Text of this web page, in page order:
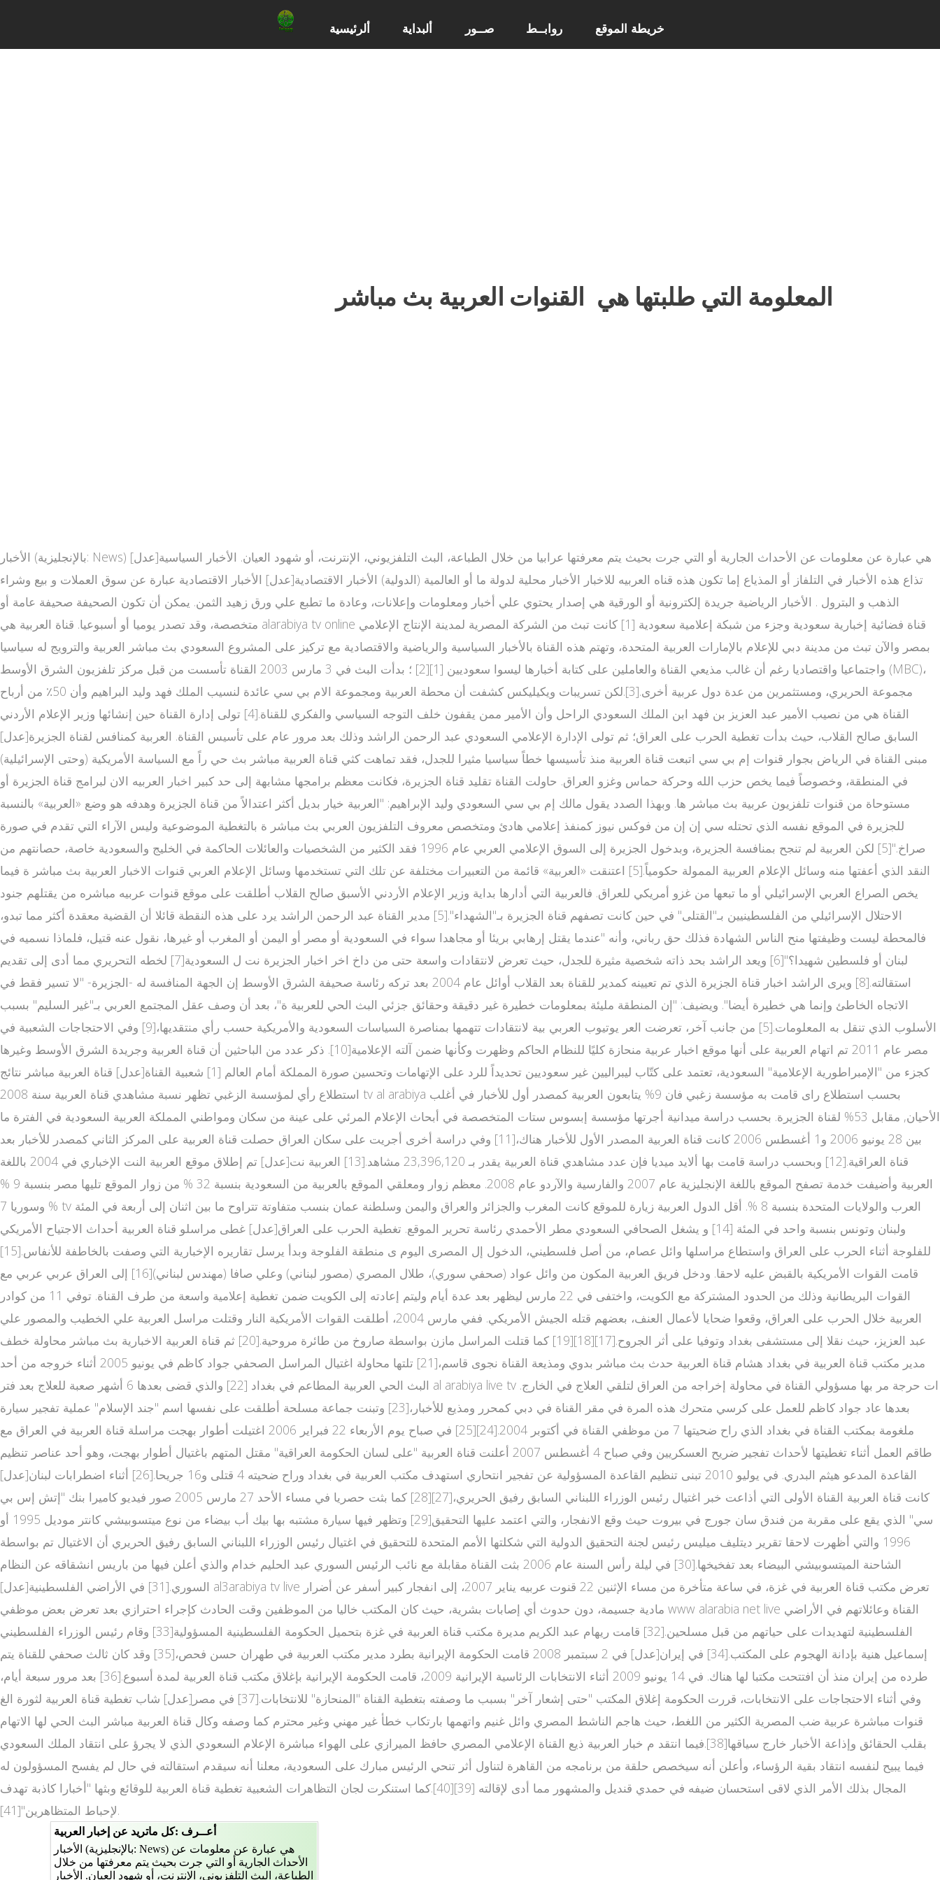
ألرئيسية ألبداية صــور روابــط خريطة الموقع
المعلومة التي طلبتها هي القنوات العربية بث مباشر
الأخبار (بالإنجليزية: News) هي عبارة عن معلومات عن الأحداث الجارية أو التي جرت بحيث يتم معرفتها عرابيا من خلال الطباعة، البث التلفزيوني، الإنترنت، أو شهود العيان. الأخبار السياسية[عدل]
تذاع هذه الأخبار في التلفاز أو المذياع إما تكون هذه قناه العربيه للاخبار الأخبار محلية لدولة ما أو العالمية (الدولية) الأخبار الاقتصادية[عدل] الأخبار الاقتصادية عبارة عن سوق العملات و بيع وشراء
الذهب و البترول . الأخبار الرياضية جريدة إلكترونية أو الورقية هي إصدار يحتوي علي أخبار ومعلومات وإعلانات، وعادة ما تطبع علي ورق زهيد الثمن. يمكن أن تكون الصحيفة صحيفة عامة أو
متخصصة، وقد تصدر يوميا أو أسبوعيا. قناة العربية هي alarabiya tv online قناة فضائية إخبارية سعودية وجزء من شبكة إعلامية سعودية [1] كانت تبث من الشركة المصرية لمدينة الإنتاج الإعلامي
بمصر والآن تبث من مدينة دبي للإعلام بالإمارات العربية المتحدة، وتهتم هذه القناة بالأخبار السياسية والرياضية والاقتصادية مع تركيز على المشروع السعودي بث مباشر العربية والترويج له سياسيا
واجتماعيا واقتصاديا رغم أن غالب مذيعي القناة والعاملين على كتابة أخبارها ليسوا سعوديين [1][2] ؛ بدأت البث في 3 مارس 2003 القناة تأسست من قبل مركز تلفزيون الشرق الأوسط (MBC)،
مجموعة الحريري، ومستثمرين من عدة دول عربية أخرى.[3].لكن تسريبات ويكيليكس كشفت أن محطة العربية ومجموعة الام بي سي عائدة لنسيب الملك فهد وليد البراهيم وأن 50٪ من أرباح
القناة هي من نصيب الأمير عبد العزيز بن فهد ابن الملك السعودي الراحل وأن الأمير ممن يقفون خلف التوجه السياسي والفكري للقناة.[4] تولى إدارة القناة حين إنشائها وزير الإعلام الأردني
السابق صالح القلاب، حيث بدأت تغطية الحرب على العراق؛ ثم تولى الإدارة الإعلامي السعودي عبد الرحمن الراشد وذلك بعد مرور عام على تأسيس القناة. العربية كمنافس لقناة الجزيرة[عدل]
مبنى القناة في الرياض بجوار قنوات إم بي سي اتبعت قناة العربية منذ تأسيسها خطاً سياسيا مثيرا للجدل، فقد تماهت كثي قناة العربية مباشر بث حي راً مع السياسة الأمريكية (وحتى الإسرائيلية)
في المنطقة، وخصوصاً فيما يخص حزب الله وحركة حماس وغزو العراق. حاولت القناة تقليد قناة الجزيرة، فكانت معظم برامجها مشابهة إلى حد كبير اخبار العربيه الان لبرامج قناة الجزيرة أو
مستوحاة من قنوات تلفزيون عربية بث مباشر ها. وبهذا الصدد يقول مالك إم بي سي السعودي وليد الإبراهيم: "العربية خيار بديل أكثر اعتدالاً من قناة الجزيرة وهدفه هو وضع «العربية» بالنسبة
للجزيرة في الموقع نفسه الذي تحتله سي إن إن من فوكس نيوز كمنفذ إعلامي هادئ ومتخصص معروف التلفزيون العربي بث مباشر ة بالتغطية الموضوعية وليس الآراء التي تقدم في صورة
صراخ."[5] لكن العربية لم تنجح بمنافسة الجزيرة، وبدخول الجزيرة إلى السوق الإعلامي العربي عام 1996 فقد الكثير من الشخصيات والعائلات الحاكمة في الخليج والسعودية خاصة، حصانتهم من
النقد الذي أعفتها منه وسائل الإعلام العربية الممولة حكومياً.[5] اعتنقت «العربية» قائمة من التعبيرات مختلفة عن تلك التي تستخدمها وسائل الإعلام العربي قنوات الاخبار العربية بث مباشر ة فيما
يخص الصراع العربي الإسرائيلي أو ما تبعها من غزو أمريكي للعراق. فالعربية التي أدارها بداية وزير الإعلام الأردني الأسبق صالح القلاب أطلقت على موقع قنوات عربيه مباشره من يقتلهم جنود
الاحتلال الإسرائيلي من الفلسطينيين بـ"القتلى" في حين كانت تصفهم قناة الجزيرة بـ"الشهداء".[5] مدير القناة عبد الرحمن الراشد يرد على هذه النقطة قائلا أن القضية معقدة أكثر مما تبدو،
فالمحطة ليست وظيفتها منح الناس الشهادة فذلك حق رباني، وأنه "عندما يقتل إرهابي بريئا أو مجاهدا سواء في السعودية أو مصر أو اليمن أو المغرب أو غيرها، نقول عنه قتيل، فلماذا نسميه في
لبنان أو فلسطين شهيدا؟"[6] ويعد الراشد بحد ذاته شخصية مثيرة للجدل، حيث تعرض لانتقادات واسعة حتى من داخ اخر اخبار الجزيرة نت ل السعودية[7] لخطه التحريري مما أدى إلى تقديم
استقالته.[8] ويرى الراشد اخبار قناة الجزيرة الذي تم تعيينه كمدير للقناة بعد القلاب أوائل عام 2004 بعد تركه رئاسة صحيفة الشرق الأوسط إن الجهة المنافسة له -الجزيرة- "لا تسير فقط في
الاتجاه الخاطئ وإنما هي خطيرة أيضا". ويضيف: "إن المنطقة مليئة بمعلومات خطيرة غير دقيقة وحقائق جزئي البث الحي للعربية ة"، بعد أن وصف عقل المجتمع العربي بـ"غير السليم" بسبب
الأسلوب الذي تنقل به المعلومات.[5] من جانب آخر، تعرضت العر يوتيوب العربي بية لانتقادات تتهمها بمناصرة السياسات السعودية والأمريكية حسب رأي منتقديها،[9] وفي الاحتجاجات الشعبية في
مصر عام 2011 تم اتهام العربية على أنها موقع اخبار عربية منحازة كليًا للنظام الحاكم وظهرت وكأنها ضمن آلته الإعلامية[10]. ذكر عدد من الباحثين أن قناة العربية وجريدة الشرق الأوسط وغيرها
كجزء من "الإمبراطورية الإعلامية" السعودية، تعتمد على كتّاب ليبراليين غير سعوديين تحديداً للرد على الإتهامات وتحسين صورة المملكة أمام العالم [1] شعبية القناة[عدل] قناة العربية مباشر نتائج
استطلاع رأي لمؤسسة الزغبي تظهر نسبة مشاهدي قناة العربية سنة 2008 tv al arabiya بحسب استطلاع راى قامت به مؤسسة زغبي فان 9% يتابعون العربية كمصدر أول للأخبار في أغلب
الأحيان, مقابل 53% لقناة الجزيرة. بحسب دراسة ميدانية أجرتها مؤسسة إبسوس ستات المتخصصة في أبحاث الإعلام المرئي على عينة من سكان ومواطني المملكة العربية السعودية في الفترة ما
بين 28 يونيو 2006 و1 أغسطس 2006 كانت قناة العربية المصدر الأول للأخبار هناك،[11] وفي دراسة أخرى أجريت على سكان العراق حصلت قناة العربية على المركز الثاني كمصدر للأخبار بعد
قناة العراقية.[12] وبحسب دراسة قامت بها ألايد ميديا فإن عدد مشاهدي قناة العربية يقدر بـ 23,396,120 مشاهد.[13] العربية نت[عدل] تم إطلاق موقع العربية النت الإخباري في 2004 باللغة
العربية وأضيفت خدمة تصفح الموقع باللغة الإنجليزية عام 2007 والفارسية والآردو عام 2008. معظم زوار ومعلقي الموقع بالعربية من السعودية بنسبة 32 % من زوار الموقع تليها مصر بنسبة 9 %
وسوريا 7 % tv العرب والولايات المتحدة بنسبة 8 %. أقل الدول العربية زيارة للموقع كانت المغرب والجزائر والعراق واليمن وسلطنة عمان بنسب متفاوتة تتراوح ما بين اثنان إلى أربعة في المئة
ولبنان وتونس بنسبة واحد في المئة [14] و يشغل الصحافي السعودي مطر الأحمدي رئاسة تحرير الموقع. تغطية الحرب على العراق[عدل] غطى مراسلو قناة العربية أحداث الاجتياح الأمريكي
للفلوجة أثناء الحرب على العراق واستطاع مراسلها وائل عصام، من أصل فلسطيني، الدخول إل المصرى اليوم ى منطقة الفلوجة وبدأ يرسل تقاريره الإخبارية التي وصفت بالخاطفة للأنفاس.[15]
قامت القوات الأمريكية بالقبض عليه لاحقا. ودخل فريق العربية المكون من وائل عواد (صحفي سوري)، طلال المصري (مصور لبناني) وعلي صافا (مهندس لبناني)[16] إلى العراق عربي عربي مع
القوات البريطانية وذلك من الحدود المشتركة مع الكويت، واختفى في 22 مارس ليظهر بعد عدة أيام وليتم إعادته إلى الكويت ضمن تغطية إعلامية واسعة من طرف القناة. توفي 11 من كوادر
العربية خلال الحرب على العراق، وقعوا ضحايا لأعمال العنف، بعضهم قتله الجيش الأمريكي. ففي مارس 2004، أطلقت القوات الأمريكية النار وقتلت مراسل العربية علي الخطيب والمصور علي
عبد العزيز، حيث نقلا إلى مستشفى بغداد وتوفيا على أثر الجروح.[17][18][19] كما قتلت المراسل مازن بواسطة صاروخ من طائرة مروحية.[20] ثم قناة العربية الاخبارية بث مباشر محاولة خطف
مدير مكتب قناة العربية في بغداد هشام قناة العربية حدث بث مباشر بدوي ومذيعة القناة نجوى قاسم،[21] تلتها محاولة اغتيال المراسل الصحفي جواد كاظم في يونيو 2005 أثناء خروجه من أحد
البث الحي العربية المطاعم في بغداد [22] والذي قضى بعدها 6 أشهر صعبة للعلاج بعد فتر al arabiya live tv ات حرجة مر بها مسؤولي القناة في محاولة إخراجه من العراق لتلقي العلاج في الخارج.
بعدها عاد جواد كاظم للعمل على كرسي متحرك هذه المرة في مقر القناة في دبي كمحرر ومذيع للأخبار،[23] وتبنت جماعة مسلحة أطلقت على نفسها اسم "جند الإسلام" عملية تفجير سيارة
ملغومة بمكتب القناة في بغداد الذي راح ضحيتها 7 من موظفي القناة في أكتوبر 2004.[24][25] في صباح يوم الأربعاء 22 فبراير 2006 اغتيلت أطوار بهجت مراسلة قناة العربية في العراق مع
طاقم العمل أثناء تغطيتها لأحداث تفجير ضريح العسكريين وفي صباح 4 أغسطس 2007 أعلنت قناة العربية "على لسان الحكومة العراقية" مقتل المتهم باغتيال أطوار بهجت، وهو أحد عناصر تنظيم
القاعدة المدعو هيثم البدري. في يوليو 2010 تبنى تنظيم القاعدة المسؤولية عن تفجير انتحاري استهدف مكتب العربية في بغداد وراح ضحيته 4 قتلى و16 جريحا.[26] أثناء اضطرابات لبنان[عدل]
كانت قناة العربية القناة الأولى التي أذاعت خبر اغتيال رئيس الوزراء اللبناني السابق رفيق الحريري،[27][28] كما بثت حصريا في مساء الأحد 27 مارس 2005 صور فيديو كاميرا بنك "إتش إس بي
سي" الذي يقع على مقربة من فندق سان جورج في بيروت حيث وقع الانفجار، والتي اعتمد عليها التحقيق[29] وتظهر فيها سيارة مشتبه بها بيك أب بيضاء من نوع ميتسوبيشي كانتر موديل 1995 أو
1996 والتي أظهرت لاحقا تقرير ديتليف ميليس رئيس لجنة التحقيق الدولية التي شكلتها الأمم المتحدة للتحقيق في اغتيال رئيس الوزراء اللبناني السابق رفيق الحريري أن الاغتيال تم بواسطة
الشاحنة الميتسوبيشي البيضاء بعد تفخيخها.[30] في ليلة رأس السنة عام 2006 بثت القناة مقابلة مع نائب الرئيس السوري عبد الحليم خدام والذي أعلن فيها من باريس انشقاقه عن النظام
السوري.[31] في الأراضي الفلسطينية[عدل] al3arabiya tv live تعرض مكتب قناة العربية في غزة، في ساعة متأخرة من مساء الإثنين 22 قنوت عربيه يناير 2007، إلى انفجار كبير أسفر عن أضرار
مادية جسيمة، دون حدوث أي إصابات بشرية، حيث كان المكتب خاليا من الموظفين وقت الحادث كإجراء احترازي بعد تعرض بعض موظفي www alarabia net live القناة وعائلاتهم في الأراضي
الفلسطينية لتهديدات على حياتهم من قبل مسلحين.[32] قامت ريهام عبد الكريم مديرة مكتب قناة العربية في غزة بتحميل الحكومة الفلسطينية المسؤولية[33] وقام رئيس الوزراء الفلسطيني
إسماعيل هنية بإدانة الهجوم على المكتب.[34] في إيران[عدل] في 2 سبتمبر 2008 قامت الحكومة الإيرانية بطرد مدير مكتب العربية في طهران حسن فحص،[35] وقد كان ثالث صحفي للقناة يتم
طرده من إيران منذ أن افتتحت مكتبا لها هناك. في 14 يونيو 2009 أثناء الانتخابات الرئاسية الإيرانية 2009، قامت الحكومة الإيرانية بإغلاق مكتب قناة العربية لمدة أسبوع.[36] بعد مرور سبعة أيام،
وفي أثناء الاحتجاجات على الانتخابات، قررت الحكومة إغلاق المكتب "حتى إشعار آخر" بسبب ما وصفته بتغطية القناة "المنحازة" للانتخابات.[37] في مصر[عدل] شاب تغطية قناة العربية لثورة الغ
قنوات مباشرة عربية ضب المصرية الكثير من اللغط، حيث هاجم الناشط المصري وائل غنيم واتهمها بارتكاب خطأ غير مهني وغير محترم كما وصفه وكال قناة العربية مباشر البث الحي لها الاتهام
بقلب الحقائق وإذاعة الأخبار خارج سياقها[38].فيما انتقد م خبار العربية ذيع القناة الإعلامي المصري حافظ الميرازي على الهواء مباشرة الإعلام السعودي الذي لا يجرؤ على انتقاد الملك السعودي
فيما يبيح لنفسه انتقاد بقية الرؤساء، وأعلن أنه سيخصص حلقة من برنامجه من القاهرة لتناول أثر تنحي الرئيس مبارك على السعودية، معلنا أنه سيقدم استقالته في حال لم يفسح المسؤولون له
المجال بذلك الأمر الذي لاقى استحسان ضيفه في حمدي قنديل والمشهور مما أدى لإقالته [39][40].كما استنكرت لجان التظاهرات الشعبية تغطية قناة العربية للوقائع وبثها "أخبارا كاذبة تهدف
لإحباط المتظاهرين"[41].